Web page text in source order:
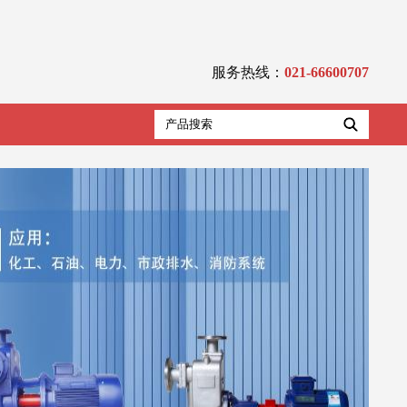
服务热线： 021-66600707